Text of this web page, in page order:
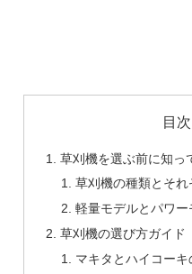
目次
草刈機を選ぶ前に知っ
草刈機の種類とそれ
軽量モデルとパワ
草刈機の選び方ガイド
マキタとハイコー